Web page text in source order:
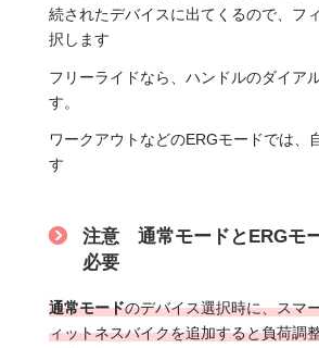
続されたデバイスに出てくるので、フ
択します
フリーライドなら、ハンドルのダイア
す。
ワークアウトなどのERGモードでは、
す
注意 通常モードとERGモ
必要
通常モードのデバイス選択時に、スマ
ィットネスバイクを追加すると負荷調